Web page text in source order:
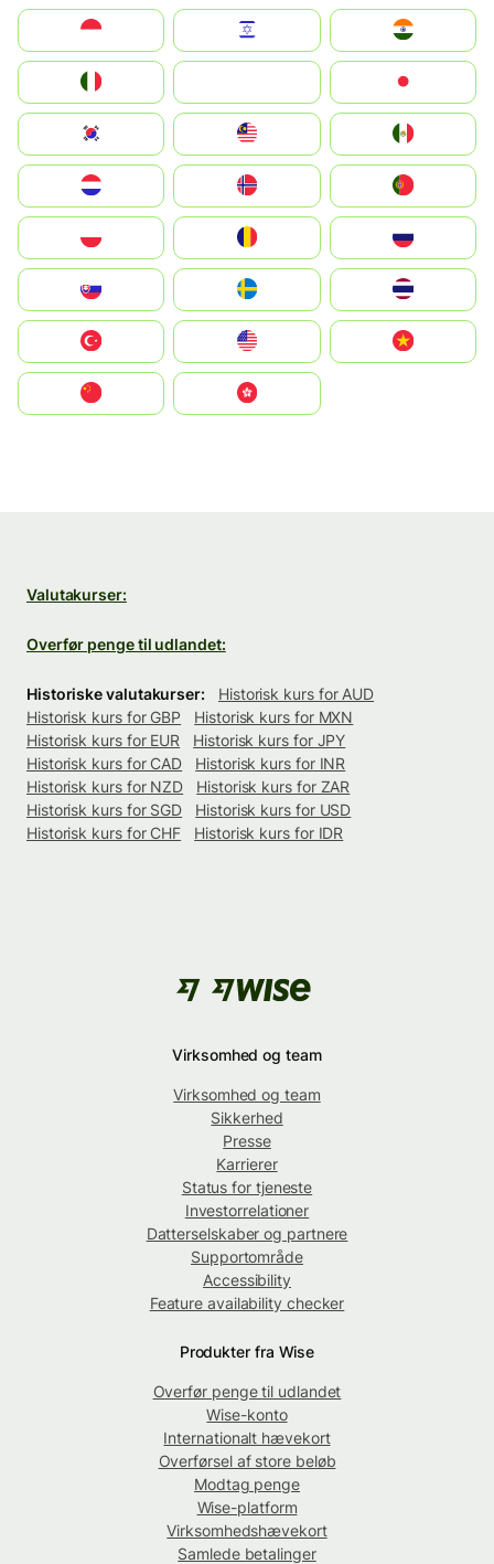
South Korea
United States
中國香港特別行政區
Valutakurser:
Overfør penge til udlandet:
Historiske valutakurser:
Historisk kurs for AUD
Historisk kurs for GBP
Historisk kurs for MXN
Historisk kurs for EUR
Historisk kurs for JPY
Historisk kurs for CAD
Historisk kurs for INR
Historisk kurs for NZD
Historisk kurs for ZAR
Historisk kurs for SGD
Historisk kurs for USD
Historisk kurs for CHF
Historisk kurs for IDR
Virksomhed og team
Virksomhed og team
Sikkerhed
Presse
Karrierer
Status for tjeneste
Investorrelationer
Datterselskaber og partnere
Supportområde
Accessibility
Feature availability checker
Produkter fra Wise
Overfør penge til udlandet
Wise-konto
Internationalt hævekort
Overførsel af store beløb
Modtag penge
Wise-platform
Virksomhedshævekort
Samlede betalinger